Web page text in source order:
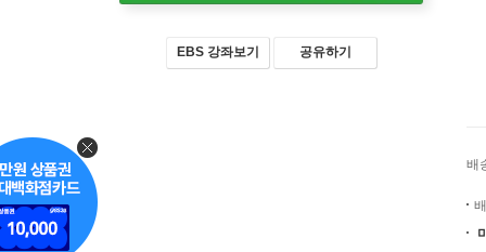
EBS 강좌보기 공유하기
배